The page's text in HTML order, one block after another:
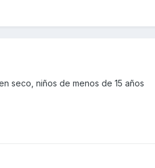
seco, niños de menos de 15 años